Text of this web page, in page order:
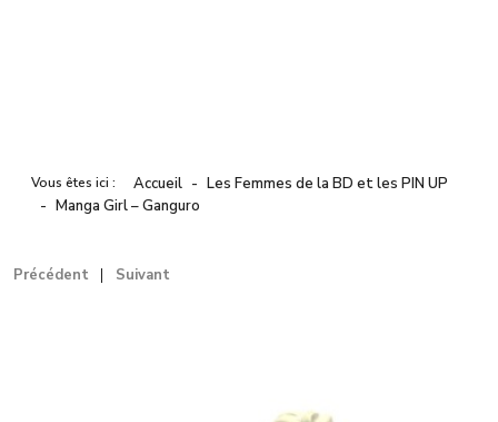
Vous êtes ici : Accueil
Les Femmes de la BD et les PIN UP
Manga Girl – Ganguro
Précédent Suivant